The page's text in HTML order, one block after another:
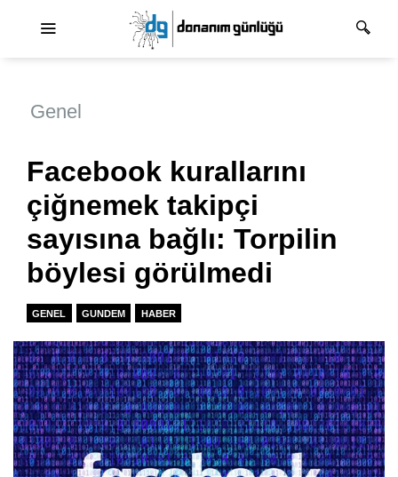
Genel
Facebook kurallarını
çiğnemek takipçi
sayısına bağlı: Torpilin
böylesi görülmedi
GENEL GUNDEM HABER